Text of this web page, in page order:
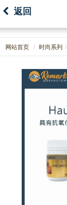
返回
网站首页 时尚系列